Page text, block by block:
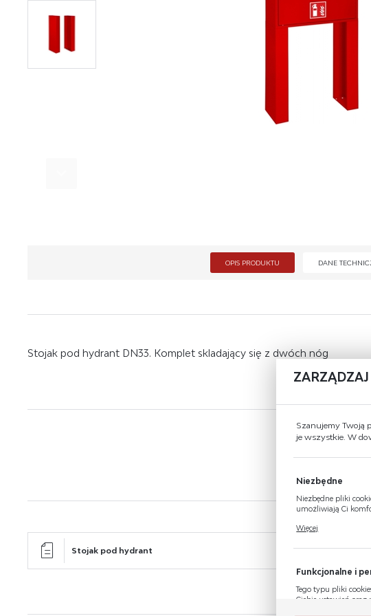
GAŚNICE
OPIS PRODUKTU DANE
Stojak pod hydrant DN33. Komplet skladający się z dwóch nóg
Stojak pod hydrant Format:pdf
Szanujemy Twoją
je wszystkie. W
Niezbędne
Niezbędne pliki
umożliwiają Ci
Twoich ustawień
Więcej
Funkcjonalne i
Tego typu pliki
Ciebie ustawień oraz